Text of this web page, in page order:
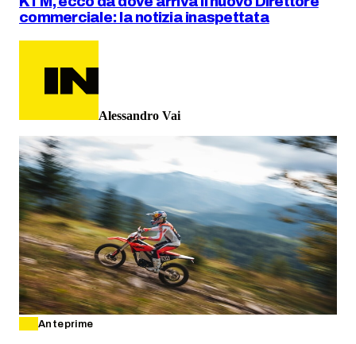
commerciale: la notizia inaspettata
Alessandro Vai
Anteprime